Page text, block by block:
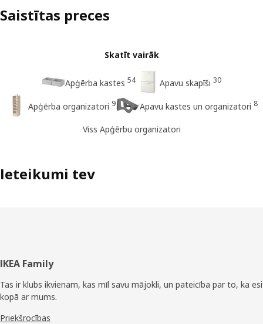
Saistītas preces
Skatīt vairāk
Apģērba kastes 54 Apavu skapīši 30
Apģērba organizatori 9 Apavu kastes un organizatori 8
Viss Apģērbu organizatori
Ieteikumi tev
Kājene
IKEA Family
Tas ir klubs ikvienam, kas mīl savu mājokli, un pateicība par to, ka esi
kopā ar mums.
Priekšrocības